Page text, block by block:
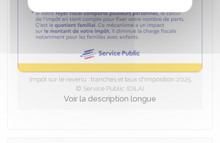
Impôt sur le revenu : tranches et taux d'imposition 2025
© Service Public (DILA)
Voir la description longue